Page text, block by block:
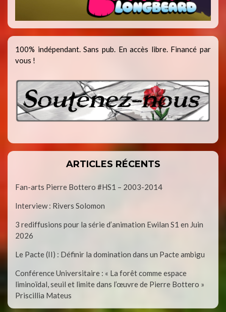
100% indépendant. Sans pub. En accès libre. Financé par
vous !
ARTICLES RÉCENTS
Fan-arts Pierre Bottero #HS1 – 2003-2014
Interview : Rivers Solomon
3 rediffusions pour la série d’animation Ewilan S1 en Juin
2026
Le Pacte (II) : Définir la domination dans un Pacte ambigu
Conférence Universitaire : « La forêt comme espace
liminoïdal, seuil et limite dans l’œuvre de Pierre Bottero »
Priscillia Mateus